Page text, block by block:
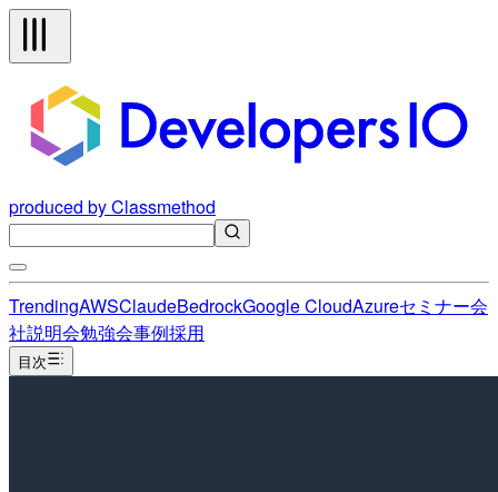
produced by Classmethod
TrendingAWSClaudeBedrockGoogle CloudAzureセミナー会
社説明会勉強会事例採用
目次